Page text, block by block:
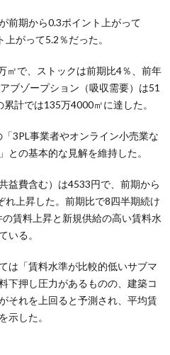
前期から0.3ポイント上がって
がって5.2％だった。
㎡で、ストックは前期比4％、前年
ブゾープション（吸収需要）は51
計では135万4000㎡に達した。
3PL事業者やオンライン小売業な
との基本的な見解を維持した。
益費含む）は4533円で、前期から
れ上昇した。前期比で8四半期続け
賃料上昇と新規供給の高い賃料水
いる。
は「賃料水準が比較的低いサブマ
下押し圧力があるものの、建築コ
それを上回ると予測され、平均賃
示した。